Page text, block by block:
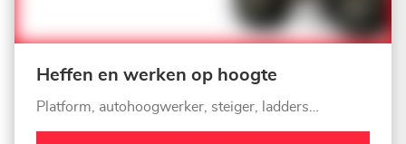
Heffen en werken op hoogte
Platform, autohoogwerker, steiger, ladders…